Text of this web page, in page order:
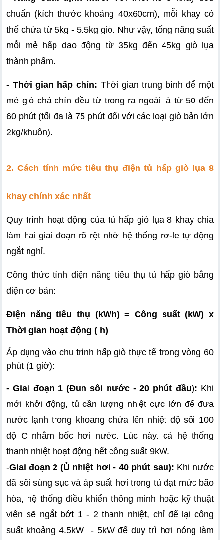
chuẩn (kích thước khoảng 40x60cm), mỗi khay có
thể chứa từ 5kg - 5.5kg giò. Như vậy, tổng năng suất
mỗi mẻ hấp dao động từ 35kg đến 45kg giò lụa
thành phẩm.
- Thời gian hấp chín: Thời gian trung bình để một
mẻ giò chả chín đều từ trong ra ngoài là từ 50 đến
60 phút (tối đa là 75 phút đối với các loại giò bản lớn
2kg/khuôn).
2. Cách tính mức tiêu thụ điện tủ hấp giò lụa 8
khay chính xác nhất
Quy trình hoạt động của tủ hấp giò lụa 8 khay chia
làm hai giai đoạn rõ rệt nhờ hệ thống rơ-le tự động
ngắt nghỉ.
Công thức tính điện năng tiêu thụ tủ hấp giò bằng
điện cơ bản:
Điện năng tiêu thụ (kWh) = Công suất (kW) x
Thời gian hoạt động ( h)
Áp dụng vào chu trình hấp giò thực tế trong vòng 60
phút (1 giờ):
- Giai đoạn 1 (Đun sôi nước - 20 phút đầu): Khi
mới khởi động, tủ cần lượng nhiệt cực lớn để đưa
nước lạnh trong khoang chứa lên nhiệt độ sôi 100
độ C nhằm bốc hơi nước. Lúc này, cả hệ thống
thanh nhiệt hoạt động hết công suất 9kW.
-Giai đoạn 2 (Ủ nhiệt hơi - 40 phút sau): Khi nước
đã sôi sùng sục và áp suất hơi trong tủ đạt mức bão
hòa, hệ thống điều khiển thông minh hoặc kỹ thuật
viên sẽ ngắt bớt 1 - 2 thanh nhiệt, chỉ để lại công
suất khoảng 4.5kW  - 5kW để duy trì hơi nóng làm